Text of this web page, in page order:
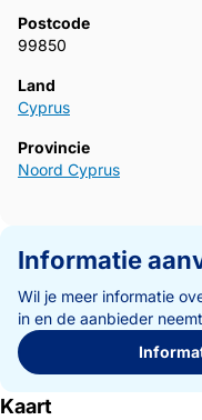
Postcode
99850
Land
Cyprus
Provincie
Noord Cyprus
Informatie
Wil je meer informatie
in en de aanbieder
Kaart